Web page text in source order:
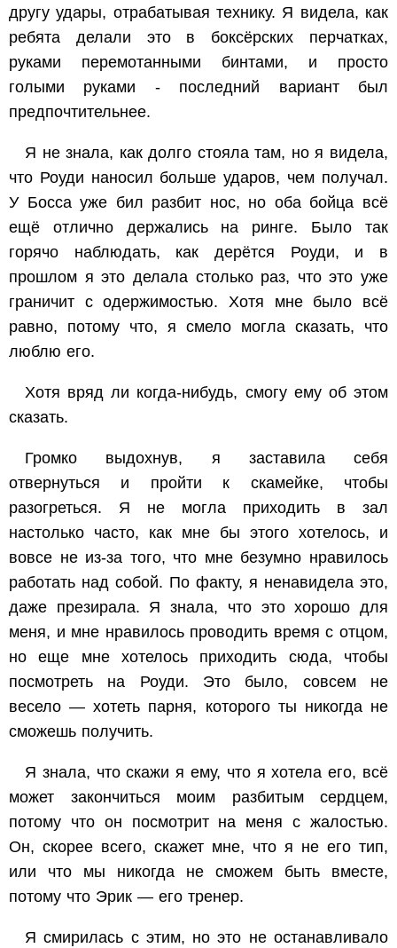
другу удары, отрабатывая технику. Я видела, как
ребята делали это в боксёрских перчатках,
руками перемотанными бинтами, и просто
голыми руками - последний вариант был
предпочтительнее.
Я не знала, как долго стояла там, но я видела,
что Роуди наносил больше ударов, чем получал.
У Босса уже бил разбит нос, но оба бойца всё
ещё отлично держались на ринге. Было так
горячо наблюдать, как дерётся Роуди, и в
прошлом я это делала столько раз, что это уже
граничит с одержимостью. Хотя мне было всё
равно, потому что, я смело могла сказать, что
люблю его.
Хотя вряд ли когда-нибудь, смогу ему об этом
сказать.
Громко выдохнув, я заставила себя
отвернуться и пройти к скамейке, чтобы
разогреться. Я не могла приходить в зал
настолько часто, как мне бы этого хотелось, и
вовсе не из-за того, что мне безумно нравилось
работать над собой. По факту, я ненавидела это,
даже презирала. Я знала, что это хорошо для
меня, и мне нравилось проводить время с отцом,
но еще мне хотелось приходить сюда, чтобы
посмотреть на Роуди. Это было, совсем не
весело — хотеть парня, которого ты никогда не
сможешь получить.
Я знала, что скажи я ему, что я хотела его, всё
может закончиться моим разбитым сердцем,
потому что он посмотрит на меня с жалостью.
Он, скорее всего, скажет мне, что я не его тип,
или что мы никогда не сможем быть вместе,
потому что Эрик — его тренер.
Я смирилась с этим, но это не останавливало